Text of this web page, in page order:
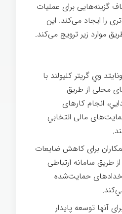
گزینه‌هایی برای عملیات
را ایجاد می‌کند. این
موارد زیر ترویج می‌کند.
وي گريتر کلیولند با
محلی از طریق
انجام کارهای
مالی انتخابي
برای کاهش ضایعات
طریق سامانه ارتباطی
حمایت‌شده
آنها توسعه پایدار